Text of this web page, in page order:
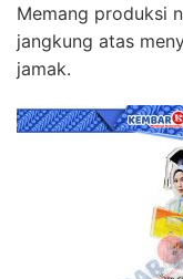
Memang produksi
jangkung atas
jamak.